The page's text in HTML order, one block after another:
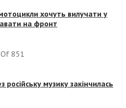
хочуть вилучати у
на фронт
Of 851
російську музику закінчилась